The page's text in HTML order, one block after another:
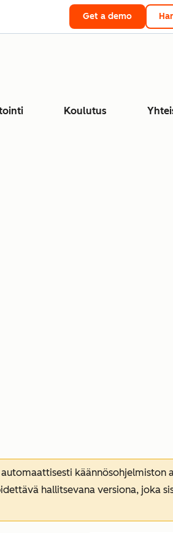
Get a demo
Koulutus
käännösohjelmiston
hallitsevana versiona, joka